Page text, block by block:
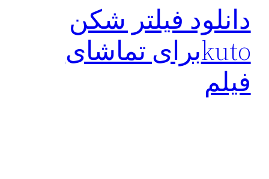
دانلود فیلتر شکن
kutoبرای تماشای
فیلم